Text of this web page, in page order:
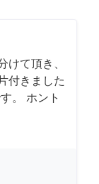
けて頂き、
付きました
。 ホント